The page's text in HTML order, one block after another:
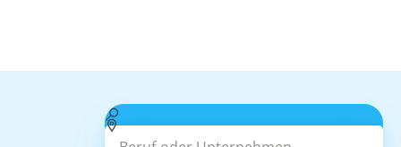
Beruf oder Unternehmen
Suchen